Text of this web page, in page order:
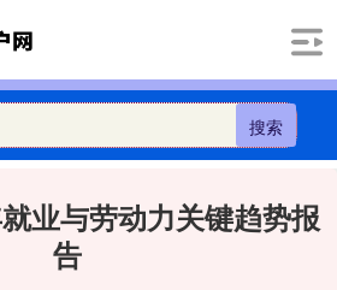
搜索
业与劳动力关键趋势报
告